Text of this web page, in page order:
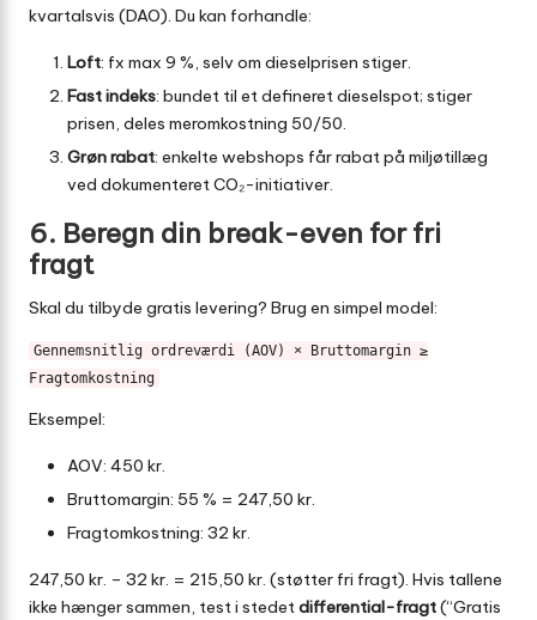
kvartalsvis (DAO). Du kan forhandle:
Loft: fx max 9 %, selv om dieselprisen stiger.
Fast indeks: bundet til et defineret dieselspot; stiger
prisen, deles meromkostning 50/50.
Grøn rabat: enkelte webshops får rabat på miljøtillæg
ved dokumenteret CO₂-initiativer.
6. Beregn din break-even for fri
fragt
Skal du tilbyde gratis levering? Brug en simpel model:
Gennemsnitlig ordreværdi (AOV) × Bruttomargin ≥
Fragtomkostning
Eksempel:
AOV: 450 kr.
Bruttomargin: 55 % = 247,50 kr.
Fragtomkostning: 32 kr.
247,50 kr. – 32 kr. = 215,50 kr. (støtter fri fragt). Hvis tallene
ikke hænger sammen, test i stedetdifferential-fragt(“Gratis